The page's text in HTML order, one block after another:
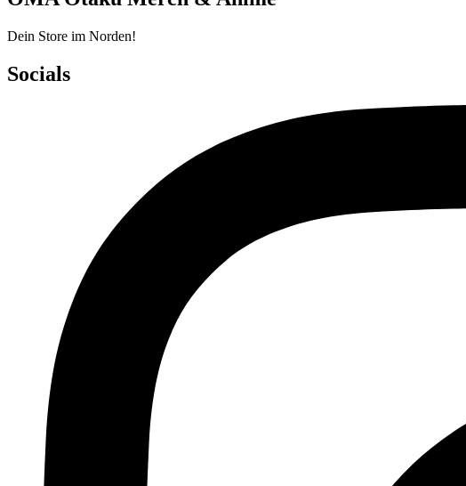
Dein Store im Norden!
Socials